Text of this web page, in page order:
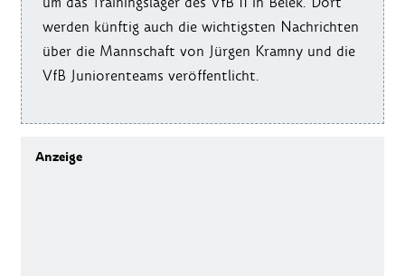
werden künftig auch die wichtigsten Nachrichten
über die Mannschaft von Jürgen Kramny und die
VfB Juniorenteams veröffentlicht.